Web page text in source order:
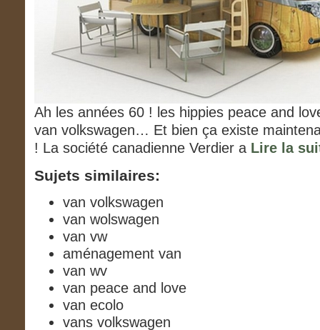
Ah les années 60 ! les hippies peace and
van volkswagen… Et bien ça existe
! La société canadienne Verdier a Lire la
Sujets similaires:
van volkswagen
van wolswagen
van vw
aménagement van
van wv
van peace and love
van ecolo
vans volkswagen